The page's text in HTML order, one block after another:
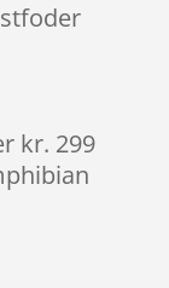
kr. 299